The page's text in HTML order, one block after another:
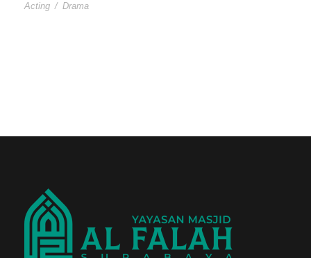
Acting / Drama